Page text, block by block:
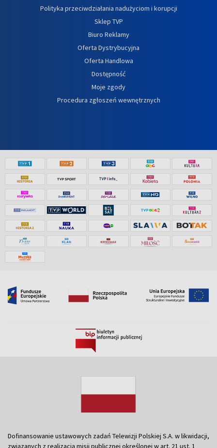
Polityka przeciwdziałania nadużyciom i korupcji
Sklep TVP
Biuro Reklamy
Oferta Dystrybucyjna
Oferta Handlowa
Dostępność
Moje zgody
Procedura zgłoszeń wewnętrznych
Dofinansowanie ustawowych zadań Telewizji Polskiej S.A. w likwidacji,
związanych z realizacją misji publicznej określonej w art. 21 ust. 1